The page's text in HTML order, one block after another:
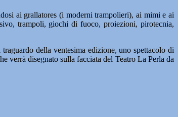
ai grallatores (i moderni trampolieri), ai mimi e ai
trampoli, giochi di fuoco, proiezioni, pirotecnia,
della ventesima edizione, uno spettacolo di
verrà disegnato sulla facciata del Teatro La Perla da